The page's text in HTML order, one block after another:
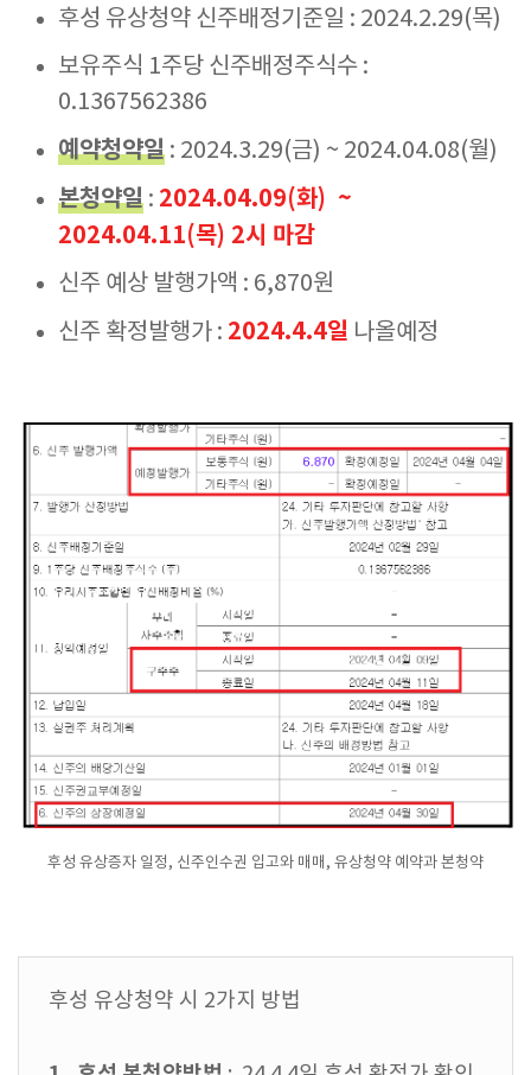
후성 유상청약 신주배정기준일 : 2024.2.29(목)
보유주식 1주당 신주배정주식수 :
0.1367562386
예약청약일 : 2024.3.29(금) ~ 2024.04.08(월)
본청약일 : 2024.04.09(화) ~
2024.04.11(목) 2시 마감
신주 예상 발행가액 : 6,870원
신주 확정발행가 : 2024.4.4일 나올예정
후성 유상증자 일정, 신주인수권 입고와 매매, 유상청약 예약과 본청약
후성 유상청약 시 2가지 방법